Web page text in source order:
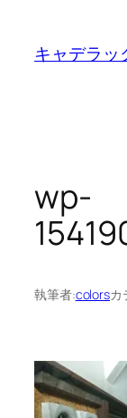
キャデラッ
wp-
執筆者:colorsカ